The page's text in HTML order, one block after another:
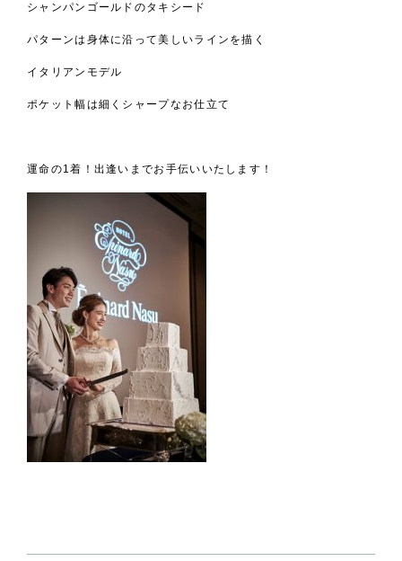
シャンパンゴールドのタキシード
パターンは身体に沿って美しいラインを描く
イタリアンモデル
ポケット幅は細くシャープなお仕立て
運命の1着！出逢いまでお手伝いいたします！